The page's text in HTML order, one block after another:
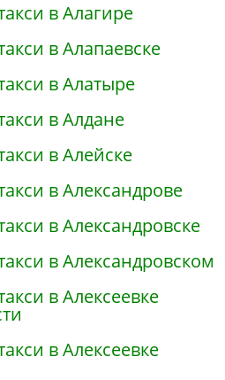
в Алагире
в Алапаевске
в Алатыре
в Алдане
в Алейске
в Александрове
в Александровске
в Александровском
в Алексеевке
в Алексеевке